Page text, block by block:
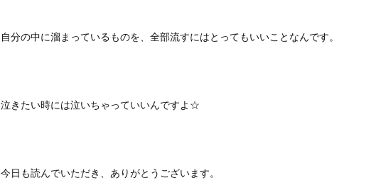
自分の中に溜まっているものを、全部流すにはとってもいいことなんです。
泣きたい時には泣いちゃっていいんですよ☆
今日も読んでいただき、ありがとうございます。